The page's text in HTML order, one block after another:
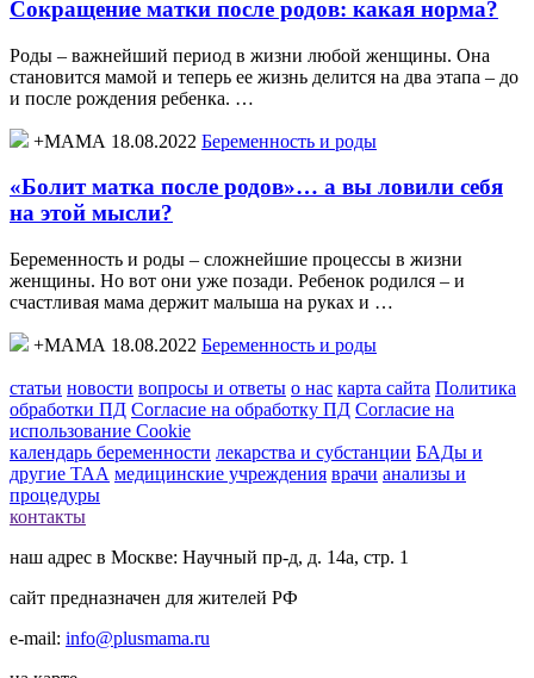
Сокращение матки после родов: какая норма?
Роды – важнейший период в жизни любой женщины. Она
становится мамой и теперь ее жизнь делится на два этапа – до
и после рождения ребенка. …
+МАМА 18.08.2022 Беременность и роды
«Болит матка после родов»… а вы ловили себя
на этой мысли?
Беременность и роды – сложнейшие процессы в жизни
женщины. Но вот они уже позади. Ребенок родился – и
счастливая мама держит малыша на руках и …
+МАМА 18.08.2022 Беременность и роды
статьи новости вопросы и ответы о нас карта сайта Политика
обработки ПД Согласие на обработку ПД Согласие на
использование Cookie
календарь беременности лекарства и субстанции БАДы и
другие ТАА медицинские учреждения врачи анализы и
процедуры
контакты
наш адрес в Москве: Научный пр-д, д. 14а, стр. 1
сайт предназначен для жителей РФ
e-mail: info@plusmama.ru